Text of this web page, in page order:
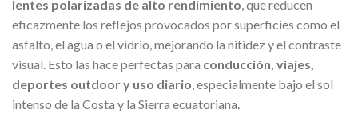
lentes polarizadas de alto rendimiento, que reducen
eficazmente los reflejos provocados por superficies como el
asfalto, el agua o el vidrio, mejorando la nitidez y el contraste
visual. Esto las hace perfectas para conducción, viajes,
deportes outdoor y uso diario, especialmente bajo el sol
intenso de la Costa y la Sierra ecuatoriana.